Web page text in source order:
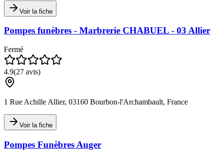
Voir la fiche
Pompes funèbres - Marbrerie CHABUEL - 03 Allier
Fermé
4.9(27 avis)
1 Rue Achille Allier, 03160 Bourbon-l'Archambault, France
Voir la fiche
Pompes Funèbres Auger